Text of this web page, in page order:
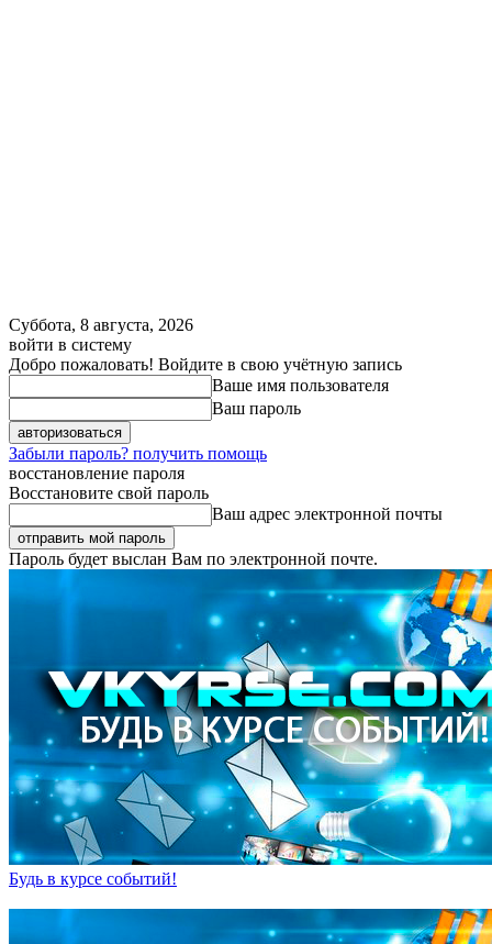
Суббота, 8 августа, 2026
войти в систему
Добро пожаловать! Войдите в свою учётную запись
Ваше имя пользователя
Ваш пароль
Забыли пароль? получить помощь
восстановление пароля
Восстановите свой пароль
Ваш адрес электронной почты
Пароль будет выслан Вам по электронной почте.
Будь в курсе событий!